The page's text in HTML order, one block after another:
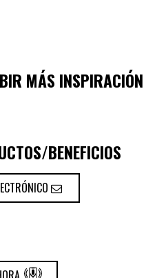
MÁS INSPIRACIÓN
BENEFICIOS